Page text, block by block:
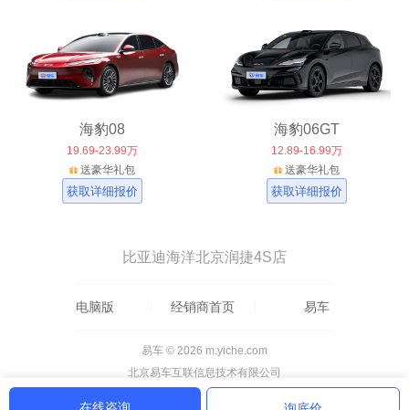
海豹08
19.69-23.99万
送豪华礼包
获取详细报价
海豹06GT
12.89-16.99万
送豪华礼包
获取详细报价
比亚迪海洋北京润捷4S店
电脑版 经销商首页 易车
易车 © 2026 m.yiche.com
北京易车互联信息技术有限公司